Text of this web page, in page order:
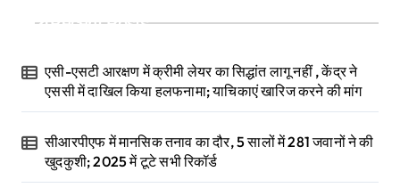
Recent Posts
एसी-एसटी आरक्षण में क्रीमी लेयर का सिद्धांत लागू नहीं , केंद्र ने
एससी में दाखिल किया हलफनामा; याचिकाएं खारिज करने की मांग
सीआरपीएफ में मानसिक तनाव का दौर, 5 सालों में 281 जवानों ने की
खुदकुशी; 2025 में टूटे सभी रिकॉर्ड